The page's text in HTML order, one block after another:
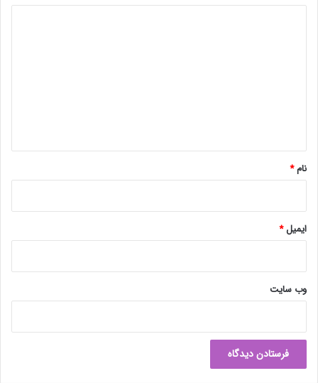
مقاله‌های مرتبط:
نتیجه‌ی کار دستگاهی منحصربه‌فرد است که نوستالژی را با تجربه‌ای
شاعرانه ترکیب می‌کند. فرآیند ساخت و نمونه‌ی نهایی را می‌توانید در
نام*
ایمیل*
وب‌ سایت